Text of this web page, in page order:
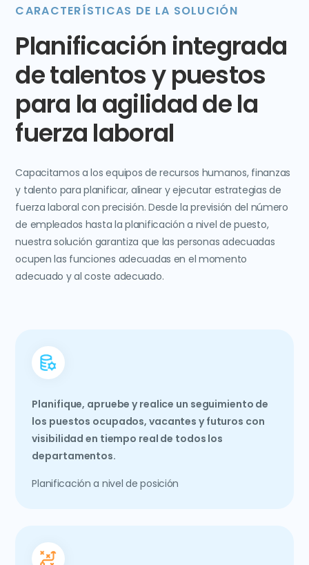
CARACTERÍSTICAS DE LA SOLUCIÓN
Planificación integrada
de talentos y puestos
para la agilidad de la
fuerza laboral
Capacitamos a los equipos de recursos humanos, finanzas
y talento para planificar, alinear y ejecutar estrategias de
fuerza laboral con precisión. Desde la previsión del número
de empleados hasta la planificación a nivel de puesto,
nuestra solución garantiza que las personas adecuadas
ocupen las funciones adecuadas en el momento
adecuado y al coste adecuado.
Planifique, apruebe y realice un seguimiento de
los puestos ocupados, vacantes y futuros con
visibilidad en tiempo real de todos los
departamentos.
Planificación a nivel de posición